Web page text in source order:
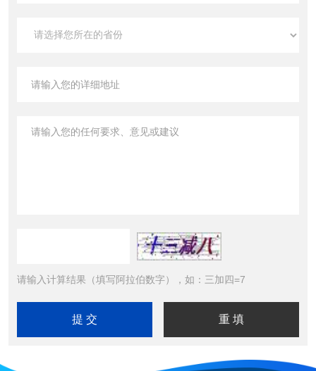
请输入计算结果（填写阿拉伯数字），如：三加四=7